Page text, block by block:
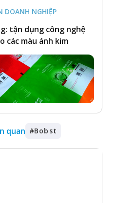
DOANH NGHIỆP
tận dụng công nghệ
các màu ánh kim
quan #Bobst